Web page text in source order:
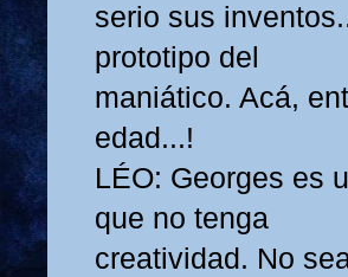
serio sus
prototipo del
maniático. Acá,
edad...!
LÉO: Georges es
que no tenga
creatividad. No